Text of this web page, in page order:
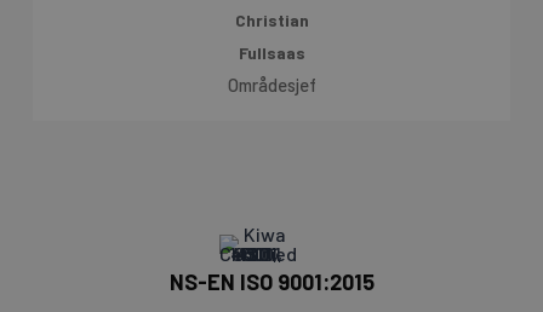
Christian
Fullsaas
Områdesjef
NS-EN ISO 9001:2015